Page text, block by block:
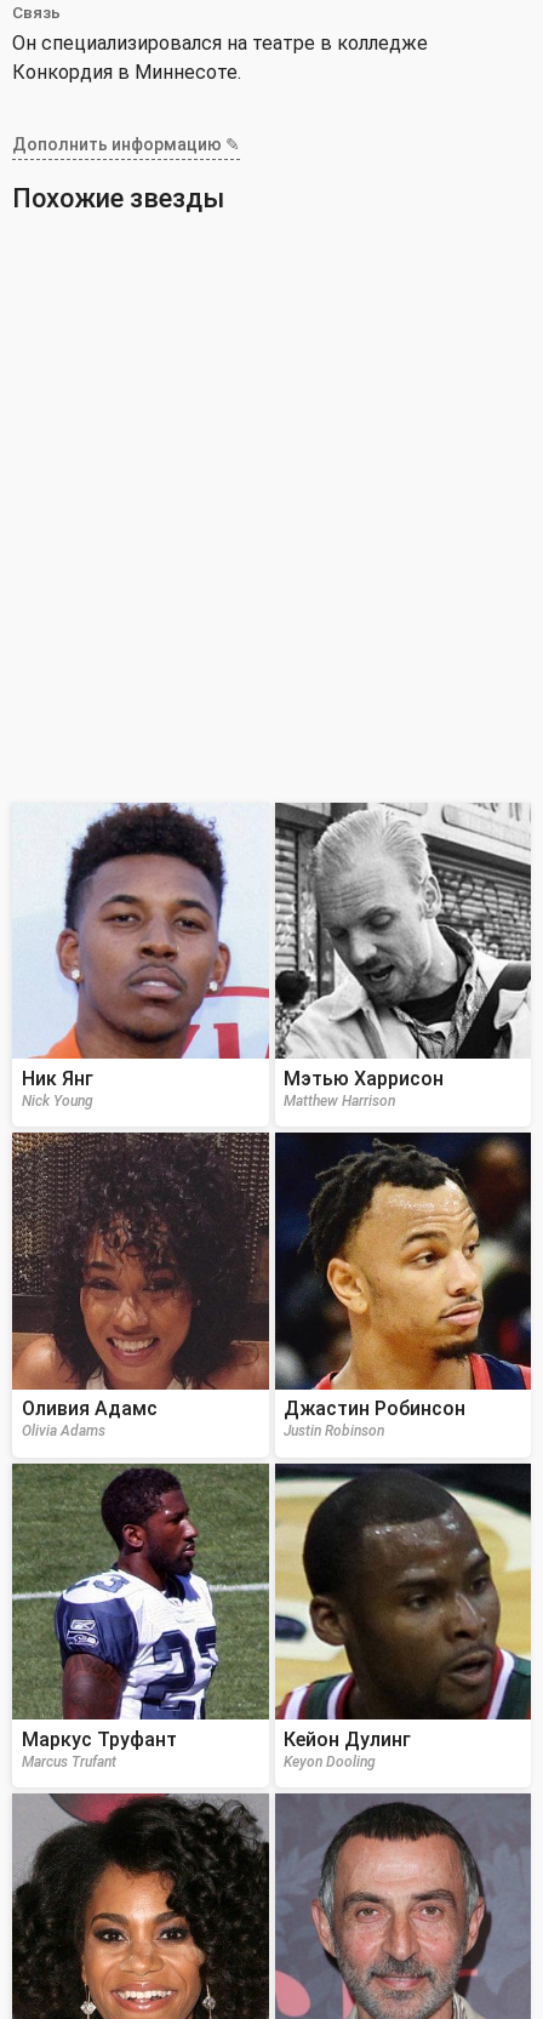
Связь
Он специализировался на театре в колледже
Конкордия в Миннесоте.
Дополнить информацию ✎
Похожие звезды
Ник Янг
Nick Young
Мэтью Харрисон
Matthew Harrison
Оливия Адамс
Olivia Adams
Джастин Робинсон
Justin Robinson
Маркус Труфант
Marcus Trufant
Кейон Дулинг
Keyon Dooling